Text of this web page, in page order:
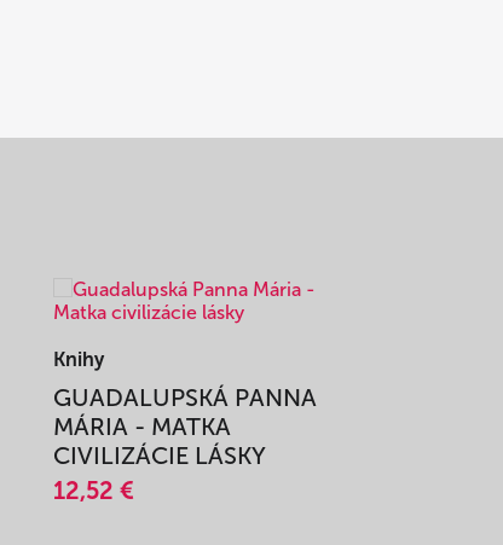
Knihy
GUADALUPSKÁ PANNA
MÁRIA - MATKA
CIVILIZÁCIE LÁSKY
12,52 €